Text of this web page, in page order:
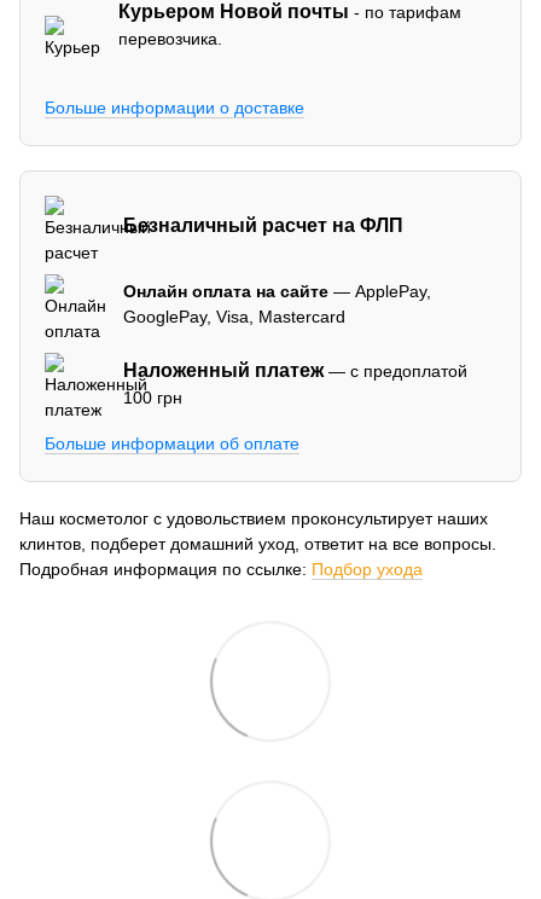
Курьером Новой почты - по тарифам
перевозчика.
Больше информации о доставке
Безналичный расчет на ФЛП
Онлайн оплата на сайте — ApplePay,
GooglePay, Visa, Mastercard
Наложенный платеж— с предоплатой
100 грн
Больше информации об оплате
Наш косметолог с удовольствием проконсультирует наших
клинтов, подберет домашний уход, ответит на все вопросы.
Подробная информация по ссылке: Подбор ухода